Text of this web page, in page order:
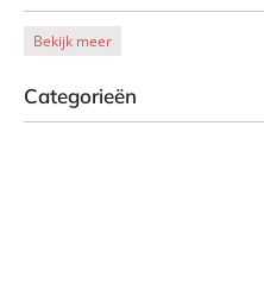
Bekijk meer
Categorieën